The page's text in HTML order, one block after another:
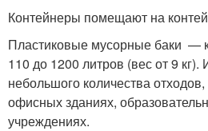
Контейнеры помещают на
Пластиковые мусорные баки —
110 до 1200 литров (вес от 9
небольшого количества
офисных зданиях,
учреждениях.